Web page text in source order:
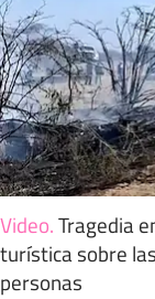
Video.Tragedia
turística sobre
personas